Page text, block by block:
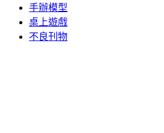
手辦模型
桌上遊戲
不良刊物